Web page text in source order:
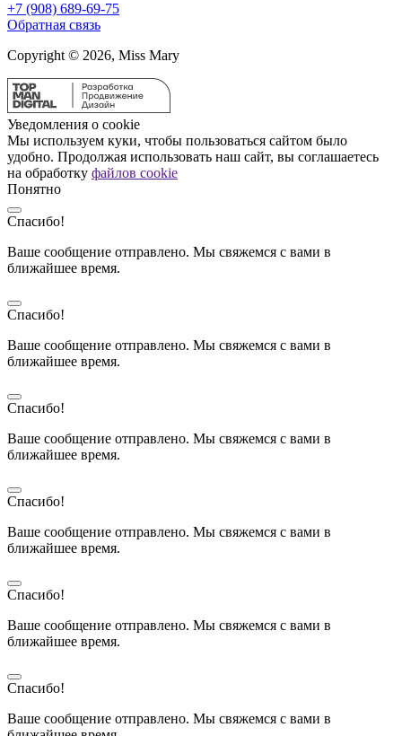
+7 (908) 689-69-75
Обратная связь
Copyright © 2026, Miss Mary
Уведомления о cookie
Мы используем куки, чтобы пользоваться сайтом было
удобно. Продолжая использовать наш сайт, вы соглашаетесь
на обработку файлов cookie
Понятно
Спасибо!
Ваше сообщение отправлено. Мы свяжемся с вами в
ближайшее время.
Спасибо!
Ваше сообщение отправлено. Мы свяжемся с вами в
ближайшее время.
Спасибо!
Ваше сообщение отправлено. Мы свяжемся с вами в
ближайшее время.
Спасибо!
Ваше сообщение отправлено. Мы свяжемся с вами в
ближайшее время.
Спасибо!
Ваше сообщение отправлено. Мы свяжемся с вами в
ближайшее время.
Спасибо!
Ваше сообщение отправлено. Мы свяжемся с вами в